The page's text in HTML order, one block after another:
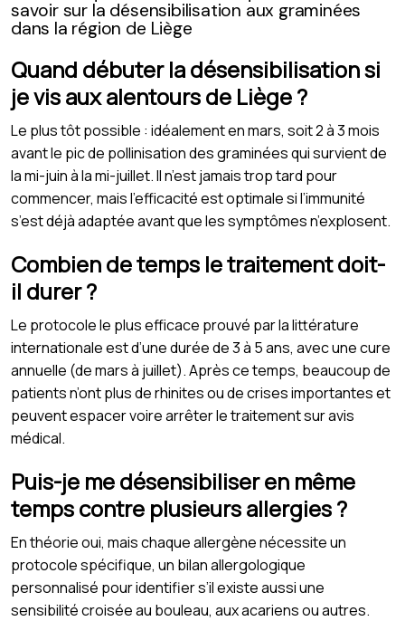
savoir sur la désensibilisation aux graminées
dans la région de Liège
Quand débuter la désensibilisation si
je vis aux alentours de Liège ?
Le plus tôt possible : idéalement en mars, soit 2 à 3 mois
avant le pic de pollinisation des graminées qui survient de
la mi-juin à la mi-juillet. Il n’est jamais trop tard pour
commencer, mais l’efficacité est optimale si l’immunité
s’est déjà adaptée avant que les symptômes n’explosent.
Combien de temps le traitement doit-
il durer ?
Le protocole le plus efficace prouvé par la littérature
internationale est d’une durée de 3 à 5 ans, avec une cure
annuelle (de mars à juillet). Après ce temps, beaucoup de
patients n’ont plus de rhinites ou de crises importantes et
peuvent espacer voire arrêter le traitement sur avis
médical.
Puis-je me désensibiliser en même
temps contre plusieurs allergies ?
En théorie oui, mais chaque allergène nécessite un
protocole spécifique, un bilan allergologique
personnalisé pour identifier s’il existe aussi une
sensibilité croisée au bouleau, aux acariens ou autres.